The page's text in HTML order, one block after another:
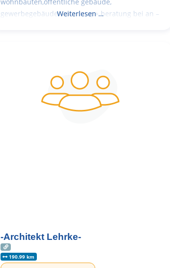
gewerbegebäude – planung + beratung bei an –
Weiterlesen …
-Architekt Lehrke-
190.99 km